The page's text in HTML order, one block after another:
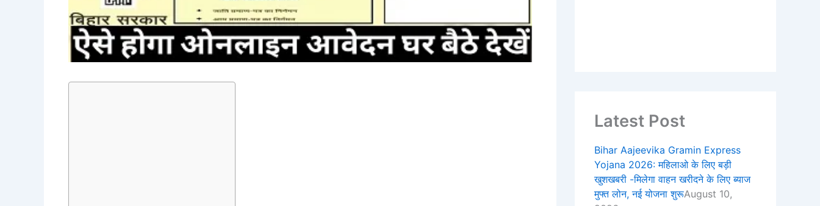
Latest Post
Bihar Aajeevika Gramin Express
Yojana 2026: महिलाओ के लिए बड़ी
खुशखबरी -मिलेगा वाहन खरीदने के लिए ब्याज
मुफ्त लोन, नई योजना शुरूAugust 10,